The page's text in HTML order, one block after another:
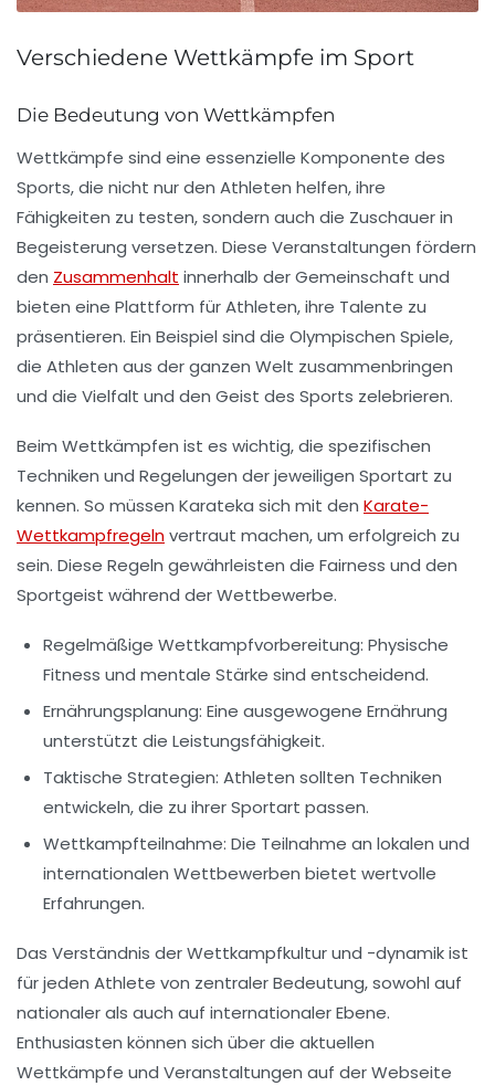
Verschiedene Wettkämpfe im Sport
Die Bedeutung von Wettkämpfen
Wettkämpfe sind eine essenzielle Komponente des
Sports, die nicht nur den Athleten helfen, ihre
Fähigkeiten zu testen, sondern auch die Zuschauer in
Begeisterung versetzen. Diese Veranstaltungen fördern
den Zusammenhalt innerhalb der Gemeinschaft und
bieten eine Plattform für Athleten, ihre Talente zu
präsentieren. Ein Beispiel sind die Olympischen Spiele,
die Athleten aus der ganzen Welt zusammenbringen
und die Vielfalt und den Geist des Sports zelebrieren.
Beim Wettkämpfen ist es wichtig, die spezifischen
Techniken und Regelungen der jeweiligen Sportart zu
kennen. So müssen Karateka sich mit den Karate-
Wettkampfregelnvertraut machen, um erfolgreich zu
sein. Diese Regeln gewährleisten die Fairness und den
Sportgeist während der Wettbewerbe.
Regelmäßige Wettkampfvorbereitung: Physische
Fitness und mentale Stärke sind entscheidend.
Ernährungsplanung: Eine ausgewogene Ernährung
unterstützt die Leistungsfähigkeit.
Taktische Strategien: Athleten sollten Techniken
entwickeln, die zu ihrer Sportart passen.
Wettkampfteilnahme: Die Teilnahme an lokalen und
internationalen Wettbewerben bietet wertvolle
Erfahrungen.
Das Verständnis derWettkampfkulturund -dynamik ist
für jeden Athlete von zentraler Bedeutung, sowohl auf
nationaler als auch auf internationaler Ebene.
Enthusiasten können sich über die aktuellen
Wettkämpfe und Veranstaltungen auf der Webseite